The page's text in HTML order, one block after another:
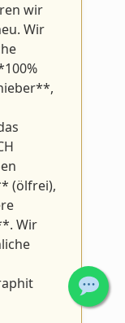
wir
Wir
(ölfrei),
Wir